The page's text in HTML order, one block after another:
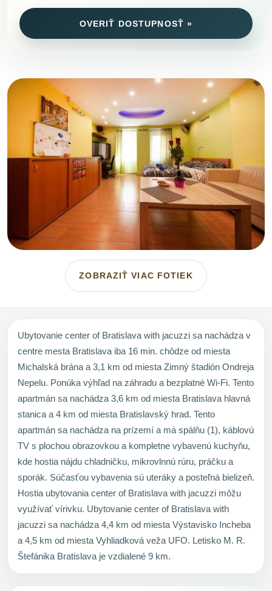
OVERIŤ DOSTUPNOSŤ »
ZOBRAZIŤ VIAC FOTIEK
Ubytovanie center of Bratislava with jacuzzi sa nachádza v
centre mesta Bratislava iba 16 min. chôdze od miesta
Michalská brána a 3,1 km od miesta Zimný štadión Ondreja
Nepelu. Ponúka výhľad na záhradu a bezplatné Wi-Fi. Tento
apartmán sa nachádza 3,6 km od miesta Bratislava hlavná
stanica a 4 km od miesta Bratislavský hrad. Tento
apartmán sa nachádza na prízemí a má spálňu (1), káblovú
TV s plochou obrazovkou a kompletne vybavenú kuchyňu,
kde hostia nájdu chladničku, mikrovlnnú rúru, práčku a
sporák. Súčasťou vybavenia sú uteráky a posteľná bielizeň.
Hostia ubytovania center of Bratislava with jacuzzi môžu
využívať vírivku. Ubytovanie center of Bratislava with
jacuzzi sa nachádza 4,4 km od miesta Výstavisko Incheba
a 4,5 km od miesta Vyhliadková veža UFO. Letisko M. R.
Štefánika Bratislava je vzdialené 9 km.